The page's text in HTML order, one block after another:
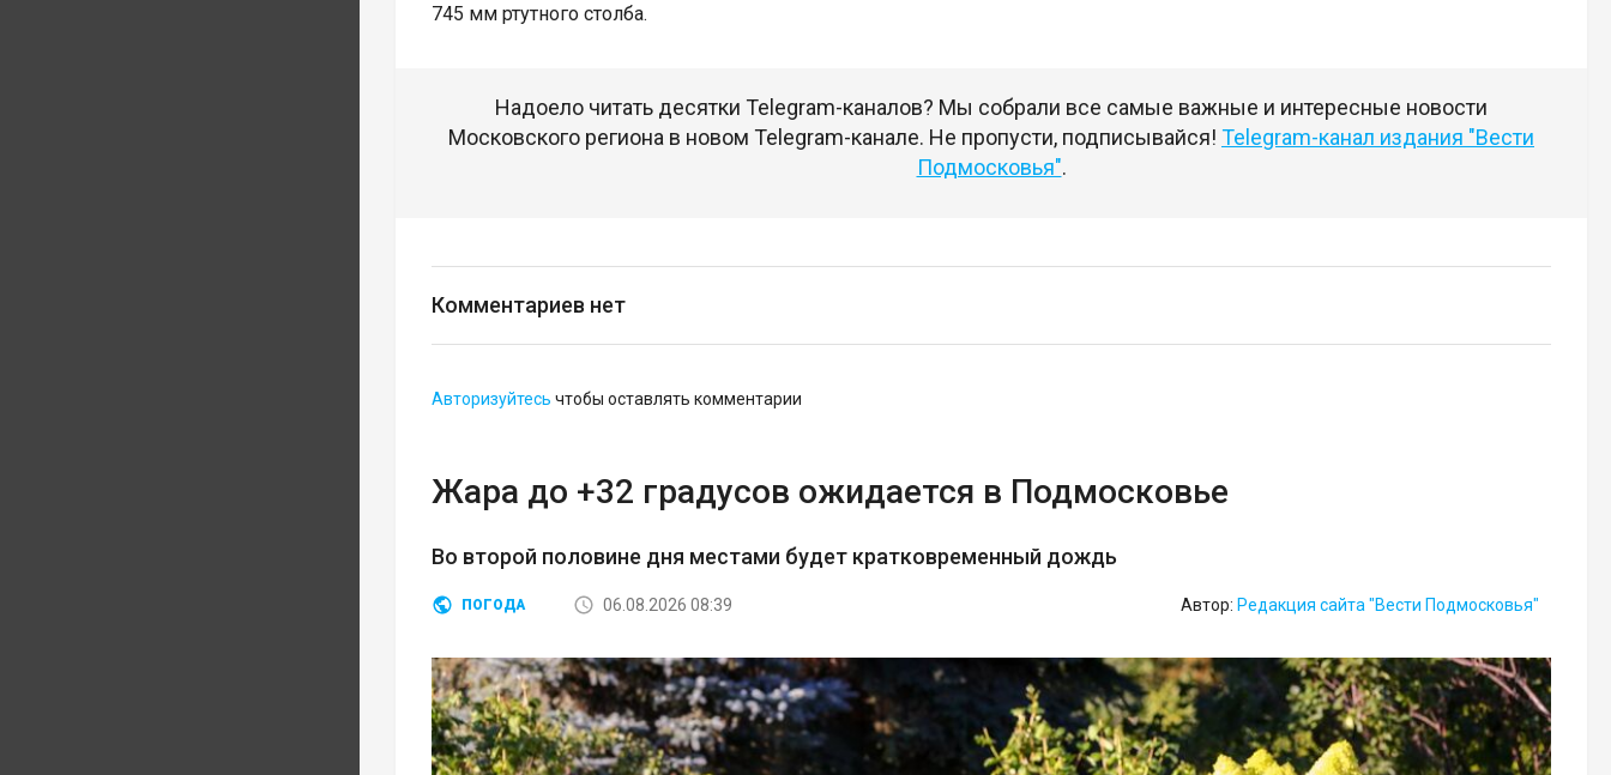
745 мм ртутного столба.
Надоело читать десятки Telegram-каналов? Мы собрали все самые важные и интересные новости
Московского региона в новом Telegram-канале. Не пропусти, подписывайся! Telegram-канал издания "Вести
Подмосковья".
Комментариев нет
Авторизуйтесь чтобы оставлять комментарии
Жара до +32 градусов ожидается в Подмосковье
Во второй половине дня местами будет кратковременный дождь
ПОГОДА 06.08.2026 08:39 Автор: Редакция сайта "Вести Подмосковья"